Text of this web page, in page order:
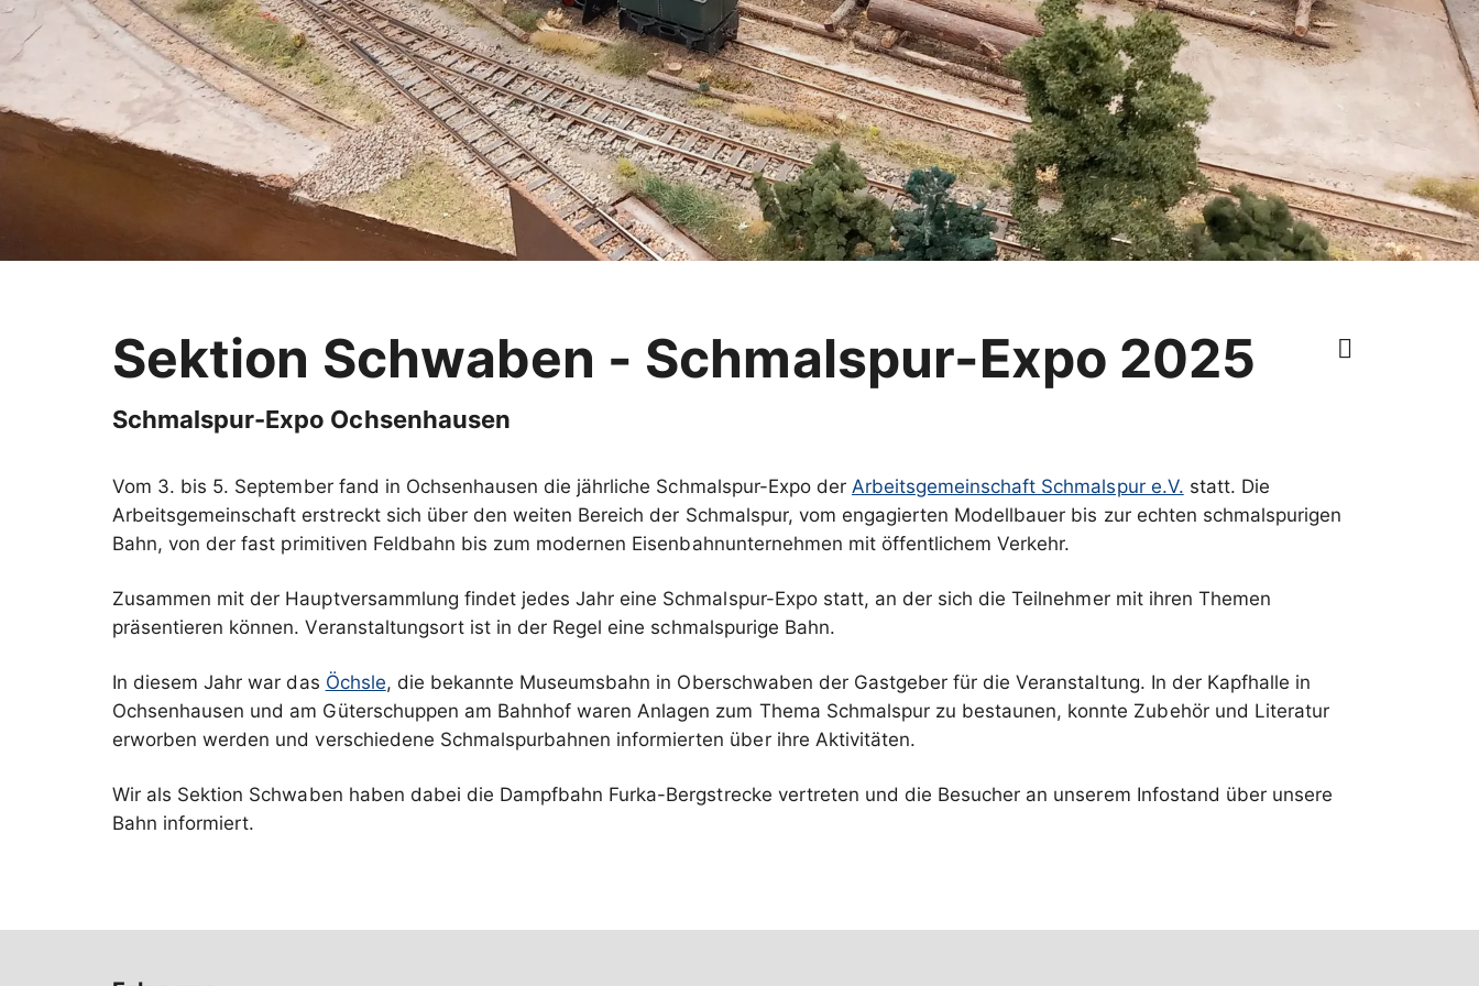
Sektion Schwaben - Schmalspur-Expo 2025
Schmalspur-Expo Ochsenhausen
Vom 3. bis 5. September fand in Ochsenhausen die jährliche Schmalspur-Expo der Arbeitsgemeinschaft Schmalspur e.V. statt. Die
Arbeitsgemeinschaft erstreckt sich über den weiten Bereich der Schmalspur, vom engagierten Modellbauer bis zur echten schmalspurigen
Bahn, von der fast primitiven Feldbahn bis zum modernen Eisenbahnunternehmen mit öffentlichem Verkehr.
Zusammen mit der Hauptversammlung findet jedes Jahr eine Schmalspur-Expo statt, an der sich die Teilnehmer mit ihren Themen
präsentieren können. Veranstaltungsort ist in der Regel eine schmalspurige Bahn.
In diesem Jahr war das Öchsle, die bekannte Museumsbahn in Oberschwaben der Gastgeber für die Veranstaltung. In der Kapfhalle in
Ochsenhausen und am Güterschuppen am Bahnhof waren Anlagen zum Thema Schmalspur zu bestaunen, konnte Zubehör und Literatur
erworben werden und verschiedene Schmalspurbahnen informierten über ihre Aktivitäten.
Wir als Sektion Schwaben haben dabei die Dampfbahn Furka-Bergstrecke vertreten und die Besucher an unserem Infostand über unsere
Bahn informiert.